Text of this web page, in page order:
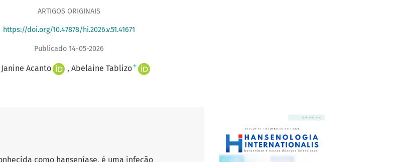
ARTIGOS ORIGINAIS
https://doi.org/10.47878/hi.2026.v.51.41671
Publicado 14-05-2026
Janine Acanto Abelaine Tablizo+
como hanseníase, é uma infeção